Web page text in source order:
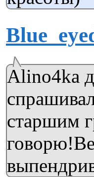
Alino4ka
старшим